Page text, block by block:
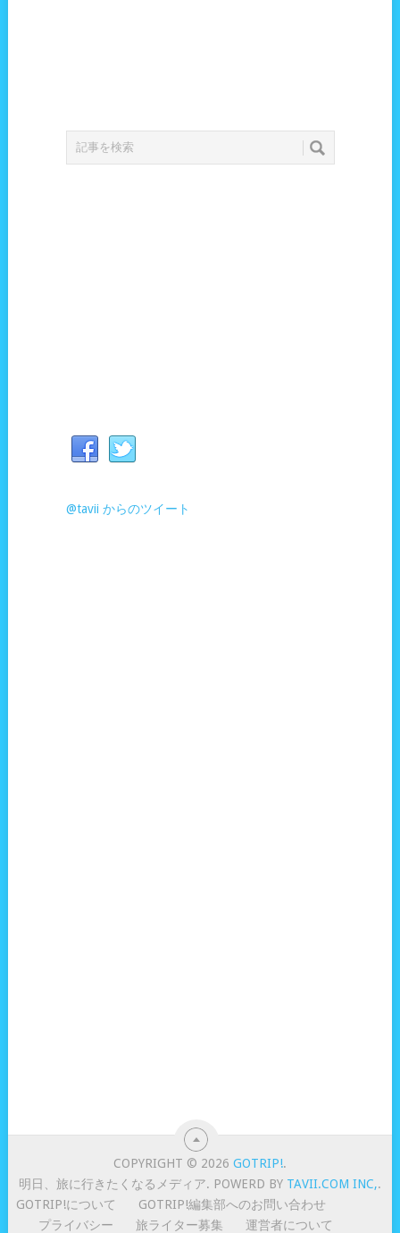
@tavii からのツイート
COPYRIGHT © 2026GOTRIP!.
明日、旅に行きたくなるメディア. POWERD BY TAVII.COM INC,.
GOTRIP!について
GOTRIP!編集部へのお問い合わせ
プライバシー
旅ライター募集 運営者について